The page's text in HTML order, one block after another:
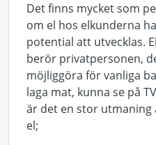
Det finns mycket som
om el hos elkunderna
potential att utvecklas.
berör privatpersonen,
möjliggöra för vanliga
laga mat, kunna se på
är det en stor
el;